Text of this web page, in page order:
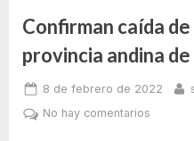
Etiqueta:
caida
de
Confirman caída
provincia andina
Posted
on
8 de febrero de 2022
No hay comentariosen